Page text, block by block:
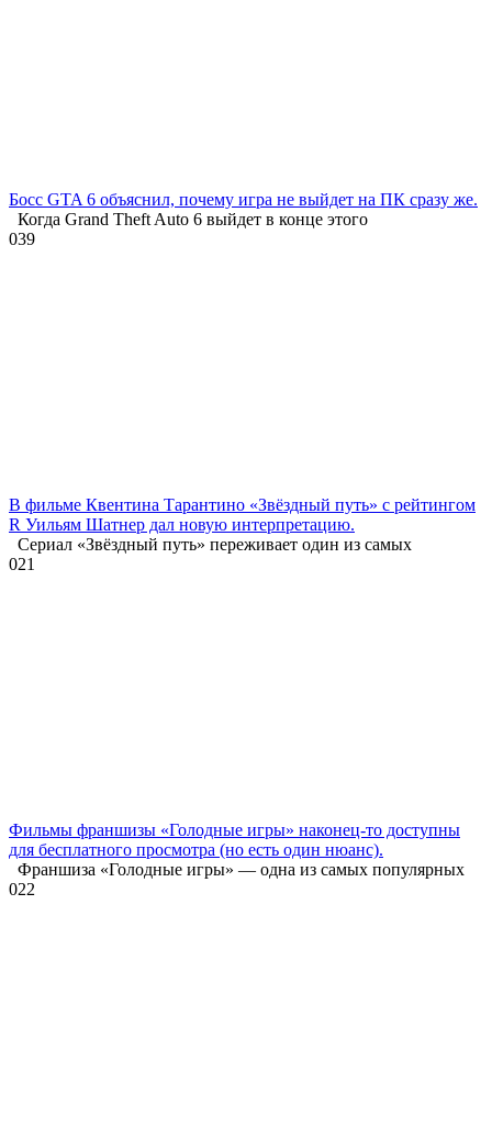
Босс GTA 6 объяснил, почему игра не выйдет на ПК сразу же.
Когда Grand Theft Auto 6 выйдет в конце этого
039
В фильме Квентина Тарантино «Звёздный путь» с рейтингом
R Уильям Шатнер дал новую интерпретацию.
Сериал «Звёздный путь» переживает один из самых
021
Фильмы франшизы «Голодные игры» наконец-то доступны
для бесплатного просмотра (но есть один нюанс).
Франшиза «Голодные игры» — одна из самых популярных
022